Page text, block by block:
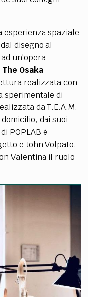
esperienza spaziale
disegno al
un'opera
The Osaka
realizzata con
sperimentale di
da T.E.A.M.
dai suoi
POPLAB è
e John Volpato,
Valentina il ruolo